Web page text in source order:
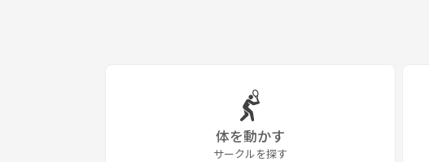
体を動かす
サークルを探す